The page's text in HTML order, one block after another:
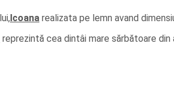
Icoana realizata pe lemn avand
reprezintă cea dintâi mare sărbătoare